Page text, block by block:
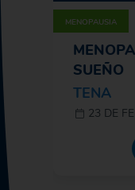
MENOPAUSIA
SUEÑO
TENA
23 DE